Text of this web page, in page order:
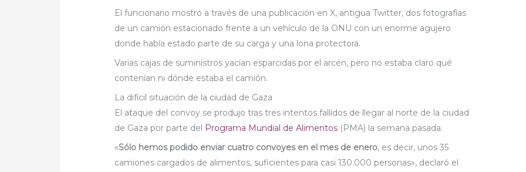
El funcionario mostró a través de una publicación en X, antigua Twitter, dos fotografías
de un camión estacionado frente a un vehículo de la ONU con un enorme agujero
donde había estado parte de su carga y una lona protectora.
Varias cajas de suministros yacían esparcidas por el arcén, pero no estaba claro qué
contenían ni dónde estaba el camión.
La difícil situación de la ciudad de Gaza
El ataque del convoy se produjo tras tres intentos fallidos de llegar al norte de la ciudad
de Gaza por parte del Programa Mundial de Alimentos (PMA) la semana pasada.
«Sólo hemos podido enviar cuatro convoyes en el mes de enero, es decir, unos 35
camiones cargados de alimentos, suficientes para casi 130.000 personas», declaró el